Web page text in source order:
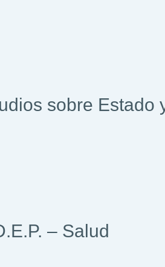
sobre Estado
– Salud